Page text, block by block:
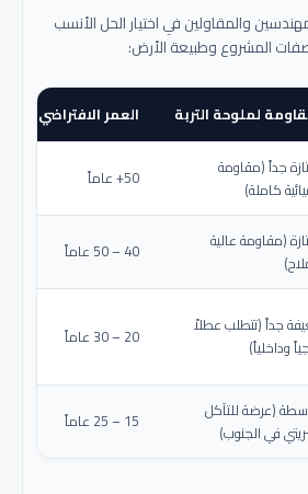
والمقاولين في اختيار الحل الأنسب
المشروع وطبيعة الأرض:
لملوحة التربة العمر الافتراضي
جداً (مقاومة
كاملة)
50+ عاماً
(مقاومة عالية
40 – 50 عاماً
جداً (تتطلب عطلاً
وداخلياً)
20 – 30 عاماً
(عرضة للتآكل
في الجنوب)
15 – 25 عاماً